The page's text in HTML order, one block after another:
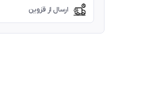
ارسال از قزوین